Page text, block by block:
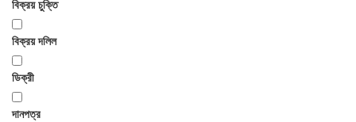
বিক্রয় চুক্তি
বিক্রয় দলিল
ডিক্রী
দানপত্র